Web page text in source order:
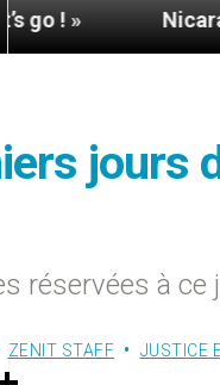
Nicaragua :
jours
réservées à ce
ZENIT STAFF JUSTICE